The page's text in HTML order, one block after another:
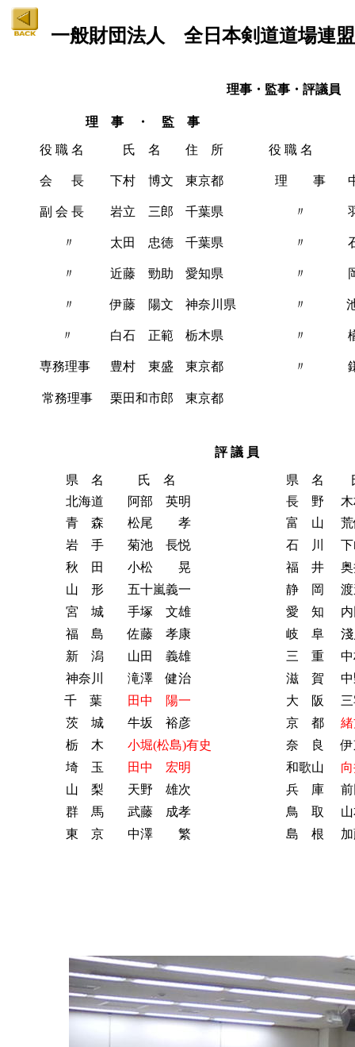
一般財団法人 全日本剣道道場連盟
理事・監事・評議員
役 職 名 氏 名 住 所 役 職 名
会 長 下村 博文 東京都 理 事
副 会 長 岩立 三郎 千葉県 〃
〃 太田 忠徳 千葉県 〃
〃 近藤 勁助 愛知県 〃
〃 伊藤 陽文 神奈川県 〃
〃 白石 正範 栃木県 〃
専務理事 豊村 東盛 東京都 〃
常務理事 栗田和市郎 東京都
県 名 氏 名 県 名
北海道
阿部 英明 長 野
青 森
松尾 孝 富 山
岩 手
菊池 長悦 石 川
秋 田
小松 晃 福 井
山 形
五十嵐義一 静 岡
宮 城
手塚 文雄 愛 知
福 島
佐藤 孝康 岐 阜
新 潟
山田 義雄 三 重
神奈川
滝澤 健治 滋 賀
千 葉
田中 陽一 大 阪
茨 城
牛坂 裕彦 京 都
栃 木
小堀(松島)有史 奈 良
埼 玉
田中 宏明 和歌山
山 梨
天野 雄次 兵 庫
群 馬
武藤 成孝 鳥 取
東 京
中澤 繁 島 根
評 議 員
理 事 ・ 監 事